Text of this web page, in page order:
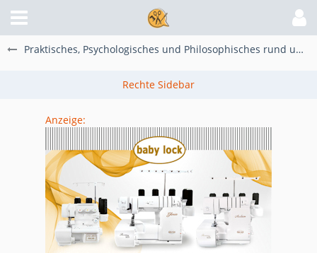
Praktisches, Psychologisches und Philosophisches rund um unser Hobby
Anzeige: